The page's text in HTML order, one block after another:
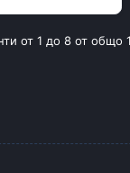
от 1 до 8 от общо